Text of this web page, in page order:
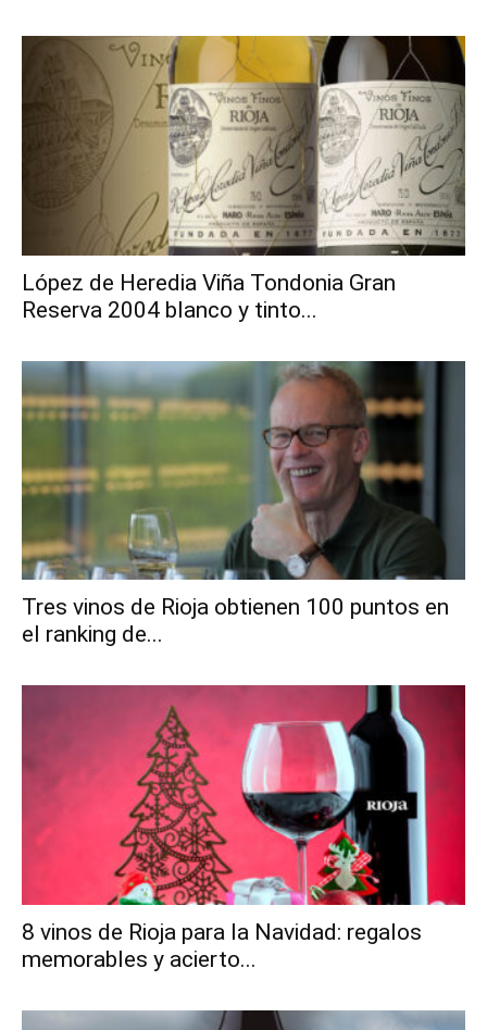
López de Heredia Viña Tondonia Gran
Reserva 2004 blanco y tinto...
Tres vinos de Rioja obtienen 100 puntos en
el ranking de...
8 vinos de Rioja para la Navidad: regalos
memorables y acierto...